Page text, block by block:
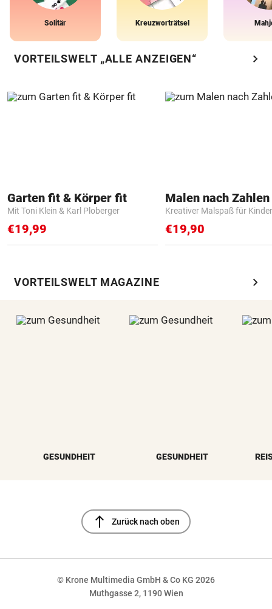
Solitär Kreuzworträtsel
VORTEILSWELT „ALLE ANZEIGEN“ chevron_right
Garten fit & Körper fit
Mit Toni Klein & Karl Ploberger
€19,99
Kreativer Malspaß für Kinder
€19,90
VORTEILSWELT MAGAZINE chevron_right
GESUNDHEIT GESUNDHEIT
north Zurück nach oben
© Krone Multimedia GmbH & Co KG 2026
Muthgasse 2, 1190 Wien